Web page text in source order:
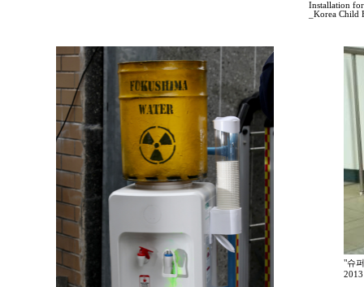
Installation
_Korea Child
"슈